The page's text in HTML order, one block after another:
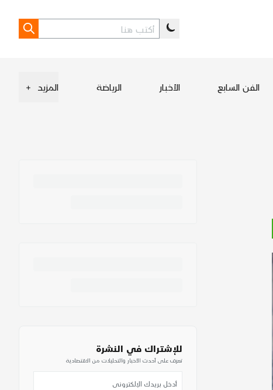
الفن السابع الأخبار الرياضة المزيد +
للإشتراك في النشرة
تعرف على أحدث الأخبار والتحليلات من الاقتصادية